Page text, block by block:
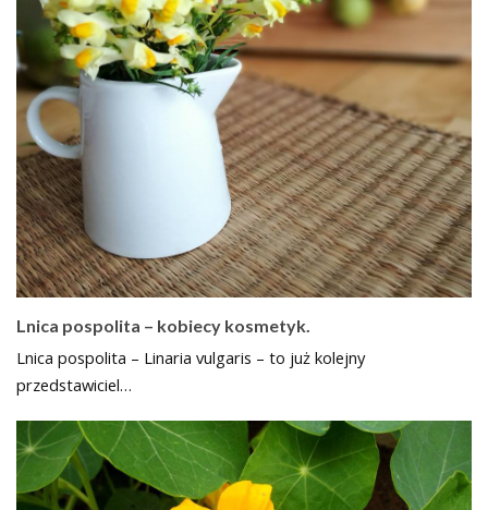
Lnica pospolita – kobiecy kosmetyk.
Lnica pospolita – Linaria vulgaris – to już kolejny
przedstawiciel…